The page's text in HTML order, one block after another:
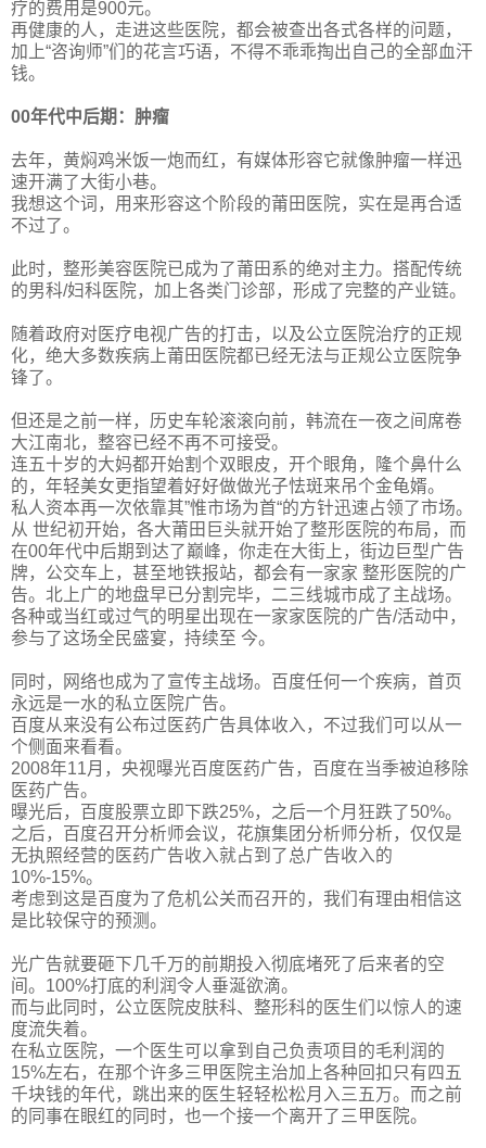
疗的费用是900元。
再健康的人，走进这些医院，都会被查出各式各样的问题，
加上“咨询师”们的花言巧语，不得不乖乖掏出自己的全部血汗
钱。
00年代中后期：肿瘤
去年，黄焖鸡米饭一炮而红，有媒体形容它就像肿瘤一样迅
速开满了大街小巷。
我想这个词，用来形容这个阶段的莆田医院，实在是再合适
不过了。
此时，整形美容医院已成为了莆田系的绝对主力。搭配传统
的男科/妇科医院，加上各类门诊部，形成了完整的产业链。
随着政府对医疗电视广告的打击，以及公立医院治疗的正规
化，绝大多数疾病上莆田医院都已经无法与正规公立医院争
锋了。
但还是之前一样，历史车轮滚滚向前，韩流在一夜之间席卷
大江南北，整容已经不再不可接受。
连五十岁的大妈都开始割个双眼皮，开个眼角，隆个鼻什么
的，年轻美女更指望着好好做做光子怯斑来吊个金龟婿。
私人资本再一次依靠其”惟市场为首“的方针迅速占领了市场。
从 世纪初开始，各大莆田巨头就开始了整形医院的布局，而
在00年代中后期到达了巅峰，你走在大街上，街边巨型广告
牌，公交车上，甚至地铁报站，都会有一家家 整形医院的广
告。北上广的地盘早已分割完毕，二三线城市成了主战场。
各种或当红或过气的明星出现在一家家医院的广告/活动中，
参与了这场全民盛宴，持续至 今。
同时，网络也成为了宣传主战场。百度任何一个疾病，首页
永远是一水的私立医院广告。
百度从来没有公布过医药广告具体收入，不过我们可以从一
个侧面来看看。
2008年11月，央视曝光百度医药广告，百度在当季被迫移除
医药广告。
曝光后，百度股票立即下跌25%，之后一个月狂跌了50%。
之后，百度召开分析师会议，花旗集团分析师分析，仅仅是
无执照经营的医药广告收入就占到了总广告收入的
10%-15%。
考虑到这是百度为了危机公关而召开的，我们有理由相信这
是比较保守的预测。
光广告就要砸下几千万的前期投入彻底堵死了后来者的空
间。100%打底的利润令人垂涎欲滴。
而与此同时，公立医院皮肤科、整形科的医生们以惊人的速
度流失着。
在私立医院，一个医生可以拿到自己负责项目的毛利润的
15%左右，在那个许多三甲医院主治加上各种回扣只有四五
千块钱的年代，跳出来的医生轻轻松松月入三五万。而之前
的同事在眼红的同时，也一个接一个离开了三甲医院。